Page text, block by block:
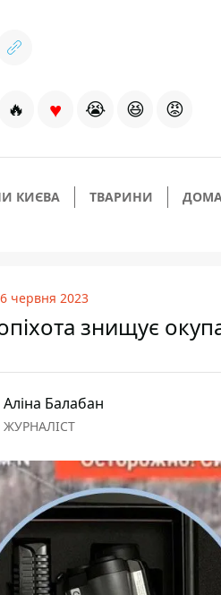
🔥 ♥ 😭 😆 😡
КИЄВА ТВАРИНИ
червня 2023
знищує
Аліна Балабан
ЖУРНАЛІСТ